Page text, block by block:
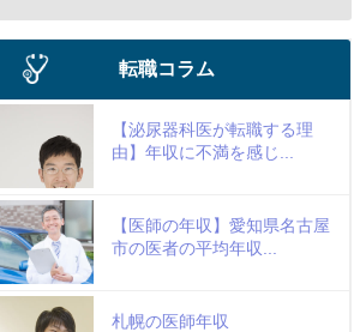
転職コラム
【泌尿器科医が転職する理
由】年収に不満を感じ...
【医師の年収】愛知県名古屋
市の医者の平均年収...
札幌の医師年収